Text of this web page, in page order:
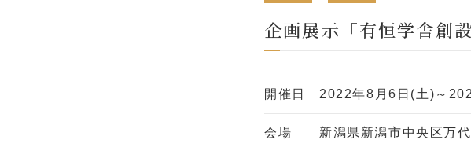
企画展示「有恒学舎創
開催日 2022年8月6日(土)～
会場 新潟県新潟市中央区万